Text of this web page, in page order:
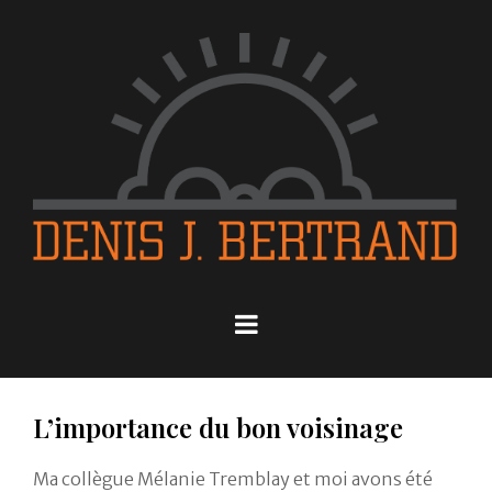
L’importance du bon voisinage
Ma collègue Mélanie Tremblay et moi avons été